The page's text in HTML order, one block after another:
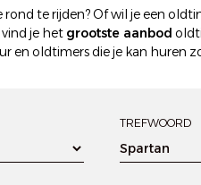
te rijden? Of wil je een
je het grootste aanbod
en oldtimers die je kan huren
TREFWOORD